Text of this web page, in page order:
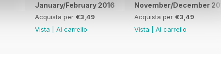
January/February 2016
Acquista per €3,49
Vista
Al carrello
November/December
Acquista per €3,49
Vista
Al carrello